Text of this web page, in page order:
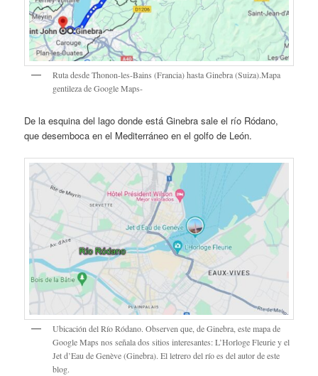
Ruta desde Thonon-les-Bains (Francia) hasta Ginebra (Suiza).Mapa
gentileza de Google Maps-
De la esquina del lago donde está Ginebra sale el río Ródano,
que desemboca en el Mediterráneo en el golfo de León.
Ubicación del Río Ródano. Observen que, de Ginebra, este mapa de
Google Maps nos señala dos sitios interesantes: L’Horloge Fleurie y el
Jet d’Eau de Genève (Ginebra). El letrero del río es del autor de este
blog.